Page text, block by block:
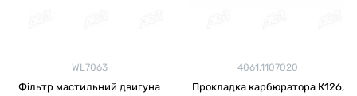
WL7063
Фільтр мастильний двигуна
4061.1107020
Прокладка карбюратора К126,